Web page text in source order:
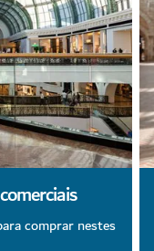
comprar nestes